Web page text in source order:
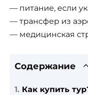
— питание, если
— трансфер из
— медицинская
Содержание
Как купить